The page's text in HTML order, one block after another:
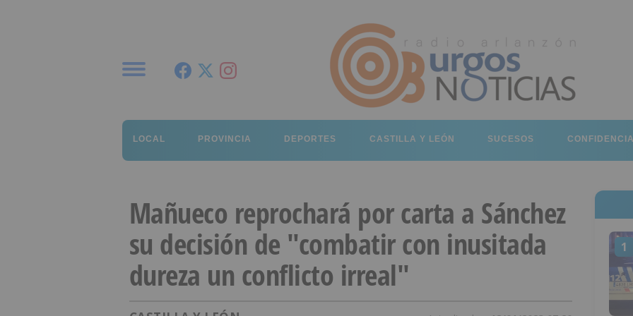
LOCAL PROVINCIA DEPORTES CASTILLA Y LEÓN SUCESOS
Mañueco reprochará por carta a Sánchez
su decisión de "combatir con inusitada
dureza un conflicto irreal"
1